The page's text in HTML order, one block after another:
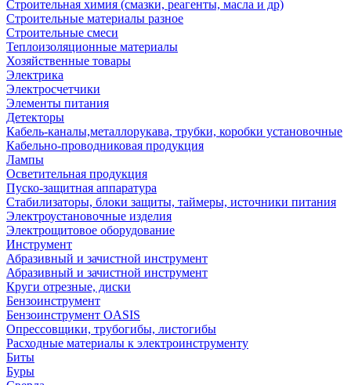
Строительная химия (смазки, реагенты, масла и др)
Строительные материалы разное
Строительные смеси
Теплоизоляционные материалы
Хозяйственные товары
Электрика
Электросчетчики
Элементы питания
Детекторы
Кабель-каналы,металлорукава, трубки, коробки установочные
Кабельно-проводниковая продукция
Лампы
Осветительная продукция
Пуско-защитная аппаратура
Стабилизаторы, блоки защиты, таймеры, источники питания
Электроустановочные изделия
Электрощитовое оборудование
Инструмент
Абразивный и зачистной инструмент
Абразивный и зачистной инструмент
Круги отрезные, диски
Бензоинструмент
Бензоинструмент OASIS
Опрессовщики, трубогибы, листогибы
Расходные материалы к электроинструменту
Биты
Буры